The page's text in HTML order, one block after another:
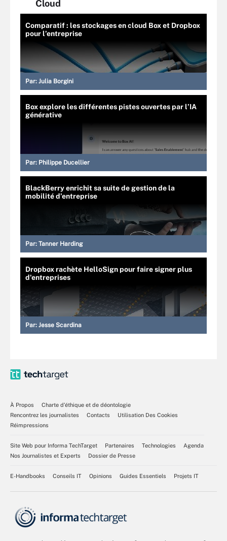
Cloud
Comparatif : les stockages en cloud Box et Dropbox
pour l’entreprise
Par: Julia Borgini
Box explore les différentes pistes ouvertes par l’IA
générative
Par: Philippe Ducellier
BlackBerry enrichit sa suite de gestion de la
mobilité d’entreprise
Par: Tanner Harding
Dropbox rachète HelloSign pour faire signer plus
d'entreprises
Par: Jesse Scardina
À Propos
Charte d’éthique et de déontologie
Rencontrez les journalistes
Contacts
Utilisation Des Cookies
Réimpressions
Site Web pour Informa TechTarget Partenaires Technologies
Agenda
Nos Journalistes et Experts
Dossier de Presse
E-Handbooks Conseils IT Opinions Guides Essentiels Projets IT